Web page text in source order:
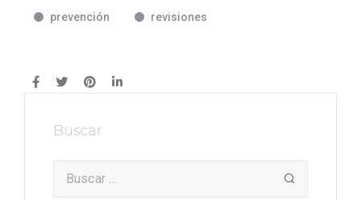
prevención revisiones
Buscar